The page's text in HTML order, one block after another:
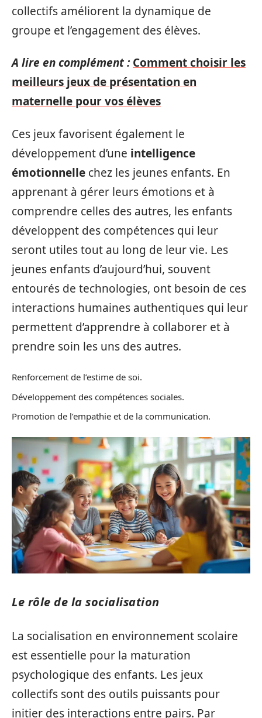
collectifs améliorent la dynamique de
groupe et l’engagement des élèves.
A lire en complément : Comment choisir les
meilleurs jeux de présentation en
maternelle pour vos élèves
Ces jeux favorisent également le
développement d’une intelligence
émotionnelle chez les jeunes enfants. En
apprenant à gérer leurs émotions et à
comprendre celles des autres, les enfants
développent des compétences qui leur
seront utiles tout au long de leur vie. Les
jeunes enfants d’aujourd’hui, souvent
entourés de technologies, ont besoin de ces
interactions humaines authentiques qui leur
permettent d’apprendre à collaborer et à
prendre soin les uns des autres.
Renforcement de l’estime de soi.
Développement des compétences sociales.
Promotion de l’empathie et de la communication.
Le rôle de la socialisation
La socialisation en environnement scolaire
est essentielle pour la maturation
psychologique des enfants. Les jeux
collectifs sont des outils puissants pour
initier des interactions entre pairs. Par